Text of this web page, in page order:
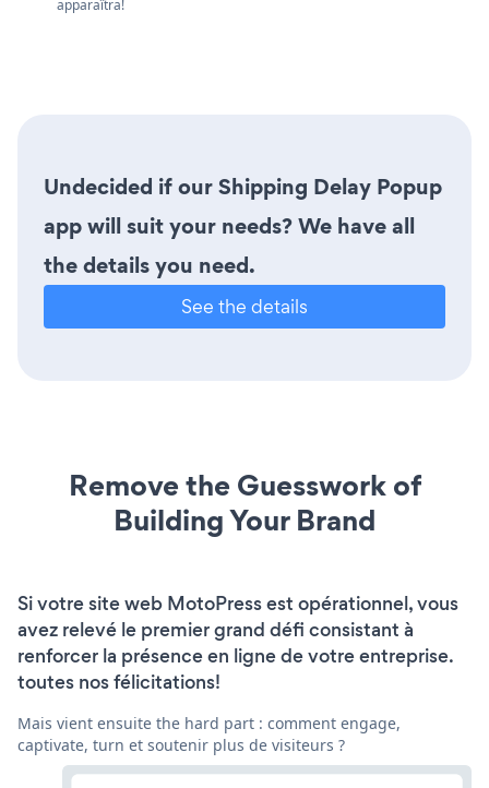
apparaîtra!
Undecided if our Shipping Delay Popup
app will suit your needs? We have all
the details you need.
See the details
Remove the Guesswork of
Building Your Brand
Si votre site web MotoPress est opérationnel, vous
avez relevé le premier grand défi consistant à
renforcer la présence en ligne de votre entreprise.
toutes nos félicitations!
Mais vient ensuite the hard part : comment engage,
captivate, turn et soutenir plus de visiteurs ?